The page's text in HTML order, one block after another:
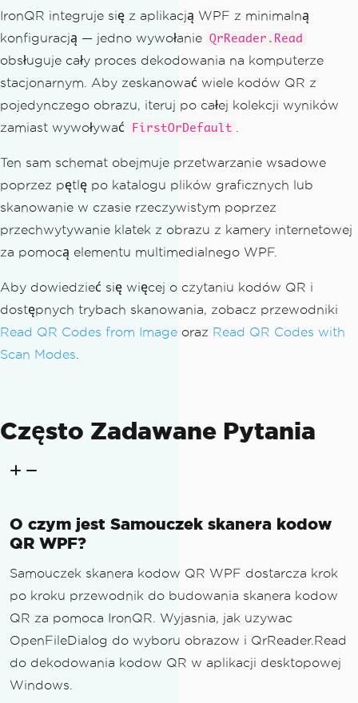
IronQR integruje się z aplikacją WPF z minimalną
konfiguracją — jedno wywołanie QrReader.Read
obsługuje cały proces dekodowania na komputerze
stacjonarnym. Aby zeskanować wiele kodów QR z
pojedynczego obrazu, iteruj po całej kolekcji wyników
zamiast wywoływać
FirstOrDefault
Ten sam schemat obejmuje przetwarzanie wsadowe
poprzez pętlę po katalogu plików graficznych lub
skanowanie w czasie rzeczywistym poprzez
przechwytywanie klatek z obrazu z kamery internetowej
za pomocą elementu multimedialnego WPF.
Aby dowiedzieć się więcej o czytaniu kodów QR i
dostępnych trybach skanowania, zobacz przewodniki
Read QR Codes from Image oraz Read QR Codes with
Scan Modes
Często Zadawane Pytania
O czym jest Samouczek skanera kodow
QR WPF?
Samouczek skanera kodow QR WPF dostarcza krok
po kroku przewodnik do budowania skanera kodow
QR za pomoca IronQR. Wyjasnia, jak uzywac
OpenFileDialog do wyboru obrazow i QrReader.Read
do dekodowania kodow QR w aplikacji desktopowej
Windows.